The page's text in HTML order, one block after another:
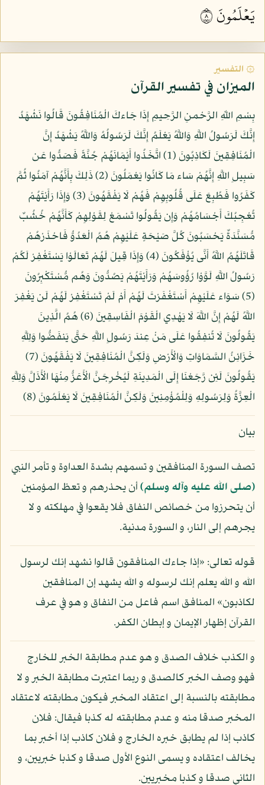
يَعۡلَمُونَ ٨
۞ التفسير
الميزان في تفسير القرآن
بِسْمِ اللّهِ الرَّحْمنِ الرَّحِيمِ إِذَا جَاءكَ الْمُنَافِقُونَ قَالُوا نَشْهَدُ
إِنَّكَ لَرَسُولُ اللَّهِ وَاللَّهُ يَعْلَمُ إِنَّكَ لَرَسُولُهُ وَاللَّهُ يَشْهَدُ إِنَّ
الْمُنَافِقِينَ لَكَاذِبُونَ (1) اتَّخَذُوا أَيْمَانَهُمْ جُنَّةً فَصَدُّوا عَن
سَبِيلِ اللَّهِ إِنَّهُمْ سَاء مَا كَانُوا يَعْمَلُونَ (2) ذَلِكَ بِأَنَّهُمْ آمَنُوا ثُمَّ
كَفَرُوا فَطُبِعَ عَلَى قُلُوبِهِمْ فَهُمْ لَا يَفْقَهُونَ (3) وَإِذَا رَأَيْتَهُمْ
تُعْجِبُكَ أَجْسَامُهُمْ وَإِن يَقُولُوا تَسْمَعْ لِقَوْلِهِمْ كَأَنَّهُمْ خُشُبٌ
مُّسَنَّدَةٌ يَحْسَبُونَ كُلَّ صَيْحَةٍ عَلَيْهِمْ هُمُ الْعَدُوُّ فَاحْذَرْهُمْ
قَاتَلَهُمُ اللَّهُ أَنَّى يُؤْفَكُونَ (4) وَإِذَا قِيلَ لَهُمْ تَعَالَوْا يَسْتَغْفِرْ لَكُمْ
رَسُولُ اللَّهِ لَوَّوْا رُؤُوسَهُمْ وَرَأَيْتَهُمْ يَصُدُّونَ وَهُم مُّسْتَكْبِرُونَ
(5) سَوَاء عَلَيْهِمْ أَسْتَغْفَرْتَ لَهُمْ أَمْ لَمْ تَسْتَغْفِرْ لَهُمْ لَن يَغْفِرَ
اللَّهُ لَهُمْ إِنَّ اللَّهَ لَا يَهْدِي الْقَوْمَ الْفَاسِقِينَ (6) هُمُ الَّذِينَ
يَقُولُونَ لَا تُنفِقُوا عَلَى مَنْ عِندَ رَسُولِ اللَّهِ حَتَّى يَنفَضُّوا وَلِلَّهِ
خَزَائِنُ السَّمَاوَاتِ وَالْأَرْضِ وَلَكِنَّ الْمُنَافِقِينَ لَا يَفْقَهُونَ (7)
يَقُولُونَ لَئِن رَّجَعْنَا إِلَى الْمَدِينَةِ لَيُخْرِجَنَّ الْأَعَزُّ مِنْهَا الْأَذَلَّ وَلِلَّهِ
الْعِزَّةُ وَلِرَسُولِهِ وَلِلْمُؤْمِنِينَ وَلَكِنَّ الْمُنَافِقِينَ لَا يَعْلَمُونَ (8)
بيان
تصف السورة المنافقين و تسمهم بشدة العداوة و تأمر النبي
(صلى الله عليه وآله وسلم)أن يحذرهم و تعظ المؤمنين
أن يتحرزوا من خصائص النفاق فلا يقعوا في مهلكته و لا
يجرهم إلى النار، و السورة مدنية.
قوله تعالى: «إذا جاءك المنافقون قالوا نشهد إنك لرسول
الله و الله يعلم إنك لرسوله و الله يشهد إن المنافقين
لكاذبون» المنافق اسم فاعل من النفاق و هو في عرف
القرآن إظهار الإيمان و إبطان الكفر.
و الكذب خلاف الصدق و هو عدم مطابقة الخبر للخارج
فهو وصف الخبر كالصدق و ربما اعتبرت مطابقة الخبر و لا
مطابقته بالنسبة إلى اعتقاد المخبر فيكون مطابقته لاعتقاد
المخبر صدقا منه و عدم مطابقته له كذبا فيقال: فلان
كاذب إذا لم يطابق خبره الخارج و فلان كاذب إذا أخبر بما
يخالف اعتقاده و يسمى النوع الأول صدقا و كذبا خبريين، و
الثاني صدقا و كذبا مخبريين.